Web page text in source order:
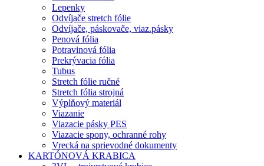
Lepenky
Odvíjače stretch fólie
Odvíjače, páskovače, viaz.pásky
Penová fólia
Potravinová fólia
Prekrývacia fólia
Tubus
Stretch fólie ručné
Stretch fólia strojná
Výplňový materiál
Viazanie
Viazacie pásky PES
Viazacie spony, ochranné rohy
Vrecká na sprievodné dokumenty
KARTÓNOVÁ KRABICA